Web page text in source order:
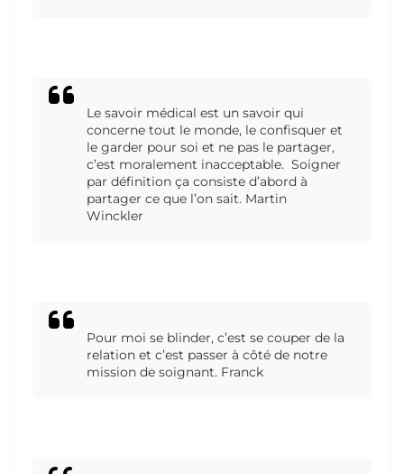
Le savoir médical est un savoir qui
concerne tout le monde, le confisquer et
le garder pour soi et ne pas le partager,
c’est moralement inacceptable. Soigner
par définition ça consiste d’abord à
partager ce que l’on sait. Martin
Winckler
Pour moi se blinder, c’est se couper de la
relation et c’est passer à côté de notre
mission de soignant. Franck